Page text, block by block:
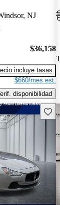
NJ
$36,158
incluye tasas
$660/mes est.
disponibilidad